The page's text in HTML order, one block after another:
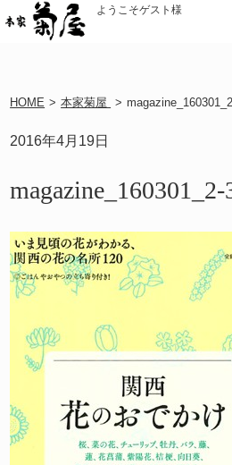
ようこそゲスト様
HOME > 本家菊屋 >
2016年4月19日